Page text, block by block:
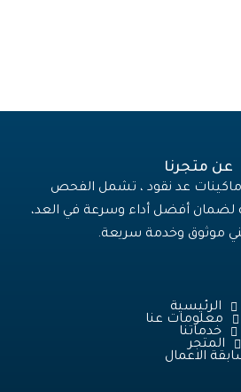
عن متجرنا
عد نقود ، تشمل الفحص
لضمان أفضل أداء وسرعة في العد،
موثوق وخدمة سريعة.
الرئيسية
معلومات عنا
خدماتنا
المتجر
الاعمال